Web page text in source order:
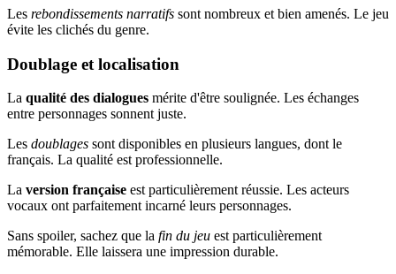
Les rebondissements narratifs sont nombreux et bien amenés. Le jeu
évite les clichés du genre.
Doublage et localisation
La qualité des dialogues mérite d'être soulignée. Les échanges
entre personnages sonnent juste.
Les doublages sont disponibles en plusieurs langues, dont le
français. La qualité est professionnelle.
La version française est particulièrement réussie. Les acteurs
vocaux ont parfaitement incarné leurs personnages.
Sans spoiler, sachez que la fin du jeu est particulièrement
mémorable. Elle laissera une impression durable.